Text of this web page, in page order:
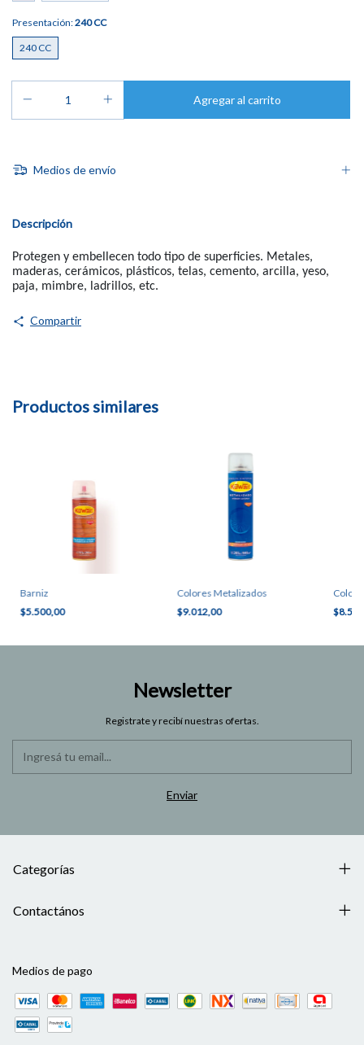
Presentación:240 CC
240 CC
Medios de envío
Descripción
Protegen y embellecen todo tipo de superficies. Metales,
maderas, cerámicos, plásticos, telas, cemento, arcilla, yeso,
paja, mimbre, ladrillos, etc.
Compartir
Productos similares
Barniz
$5.500,00
Colores Metalizados
$9.012,00
Newsletter
Registrate y recibí nuestras ofertas.
Categorías
Contactános
Medios de pago